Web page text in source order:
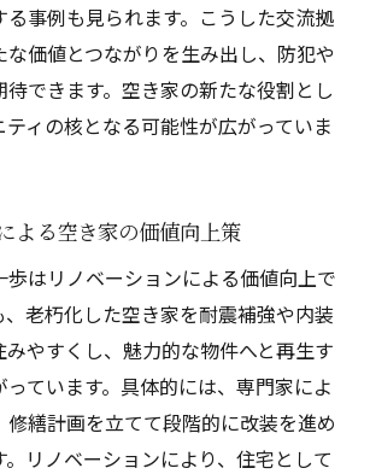
る事例も見られます。こうした交流拠
な価値とつながりを生み出し、防犯や
できます。空き家の新たな役割とし
ィの核となる可能性が広がっていま
よる空き家の価値向上策
はリノベーションによる価値向上で
老朽化した空き家を耐震補強や内装
やすくし、魅力的な物件へと再生す
ています。具体的には、専門家によ
修繕計画を立てて段階的に改装を進め
リノベーションにより、住宅として